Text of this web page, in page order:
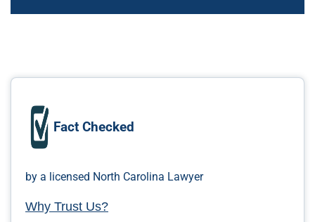
Fact Checked
by a licensed North Carolina Lawyer
Why Trust Us?